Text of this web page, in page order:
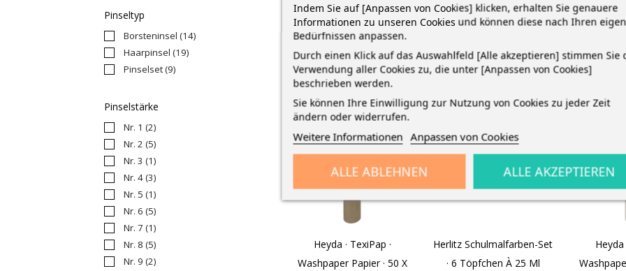
Pinseltyp
Borsteninsel(14)
Haarpinsel(19)
Pinselset(9)
Pinselstärke
Nr. 1(2)
Nr. 2(5)
Nr. 3(1)
Nr. 4(3)
Nr. 5(1)
Nr. 6(5)
Nr. 7(1)
Nr. 8(5)
Nr. 9(2)
IN DEN WARENKORB IN DEN WARENKORB IN DEN
Heyda · TexiPap ·
Washpaper Papier · 50 X
Herlitz Schulmalfarben-Set
· 6 Töpfchen À 25 Ml
Heyda
Indem Sie auf [Anpassen von Cookies] klicken, erhalten Sie genauere
Informationen zu unseren Cookies und können diese nach Ihren
Bedürfnissen anpassen.
Durch einen Klick auf das Auswahlfeld [Alle akzeptieren] stimmen Sie
Verwendung aller Cookies zu, die unter [Anpassen von Cookies]
beschrieben werden.
Sie können Ihre Einwilligung zur Nutzung von Cookies zu jeder Zeit
ändern oder widerrufen.
Weitere Informationen Anpassen von Cookies
ALLE ABLEHNEN ALLE AKZEPTIEREN